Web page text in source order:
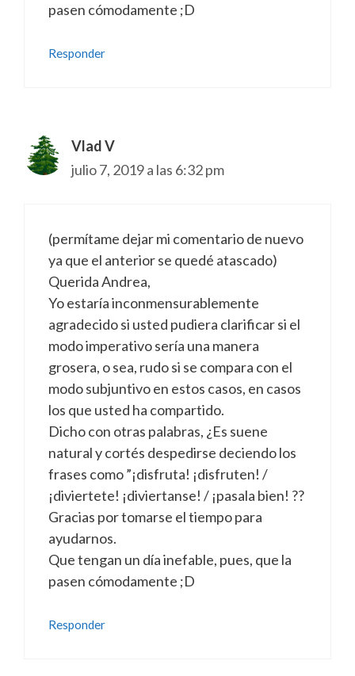
pasen cómodamente ;D
Responder
Vlad V
julio 7, 2019 a las 6:32 pm
(permítame dejar mi comentario de nuevo
ya que el anterior se quedé atascado)
Querida Andrea,
Yo estaría inconmensurablemente
agradecido si usted pudiera clarificar si el
modo imperativo sería una manera
grosera, o sea, rudo si se compara con el
modo subjuntivo en estos casos, en casos
los que usted ha compartido.
Dicho con otras palabras, ¿Es suene
natural y cortés despedirse deciendo los
frases como ”¡disfruta! ¡disfruten! /
¡diviertete! ¡diviertanse! / ¡pasala bien! ??
Gracias por tomarse el tiempo para
ayudarnos.
Que tengan un día inefable, pues, que la
pasen cómodamente ;D
Responder